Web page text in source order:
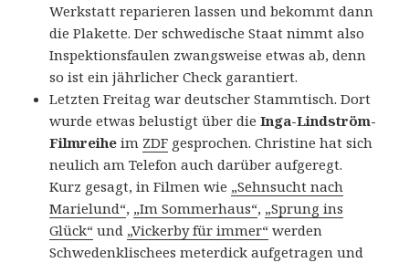
Werkstatt reparieren lassen und bekommt dann
die Plakette. Der schwedische Staat nimmt also
Inspektionsfaulen zwangsweise etwas ab, denn
so ist ein jährlicher Check garantiert.
Letzten Freitag war deutscher Stammtisch. Dort
wurde etwas belustigt über dieInga-Lindström-
Filmreihe im ZDF gesprochen. Christine hat sich
neulich am Telefon auch darüber aufgeregt.
Kurz gesagt, in Filmen wie „Sehnsucht nach
Marielund“, „Im Sommerhaus“, „Sprung ins
Glück“ und „Vickerby für immer“ werden
Schwedenklischees meterdick aufgetragen und